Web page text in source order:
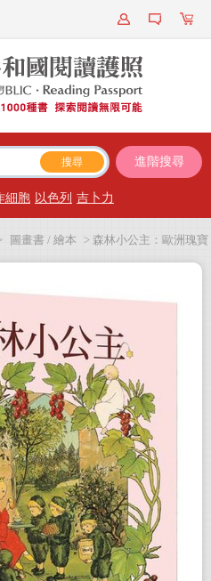
進階搜尋
細胞 以色列 吉卜力
圖畫書 / 繪本 > 森林小公主：歐洲瑰寶